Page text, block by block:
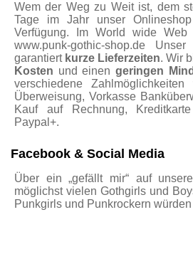
Wem der Weg zu Weit ist, dem
Tage im Jahr unser
Verfügung. Im World wide
www.punk-gothic-shop.de
garantiert kurze Lieferzeiten. Wir
Kosten und einengeringen
verschiedene
Überweisung, Vorkasse
Kauf auf Rechnung,
Paypal+.
Facebook & Social Media
Über ein „gefällt mir“ auf
möglichst vielen Gothgirls und
Punkgirls und Punkrockern